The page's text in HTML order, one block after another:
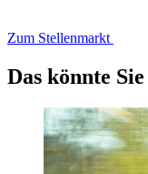
Zum Stellenmarkt
Das könnte